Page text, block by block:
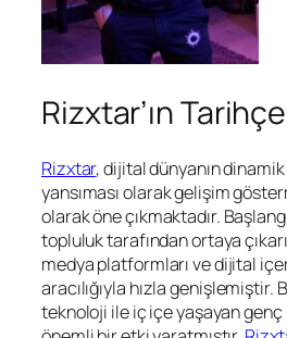
Rizxtar’ın
Rizxtar, dijital dünyanın dinamik
yansıması olarak gelişim
olarak öne çıkmaktadır.
topluluk tarafından ortaya
medya platformları ve dijital
aracılığıyla hızla genişlemiştir.
teknoloji ile iç içe yaşayan genç